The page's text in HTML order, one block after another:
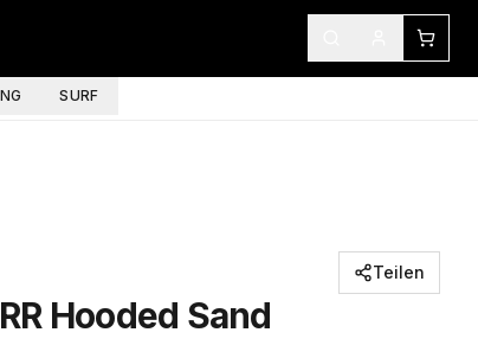
SURF
Hooded Sand
Teilen